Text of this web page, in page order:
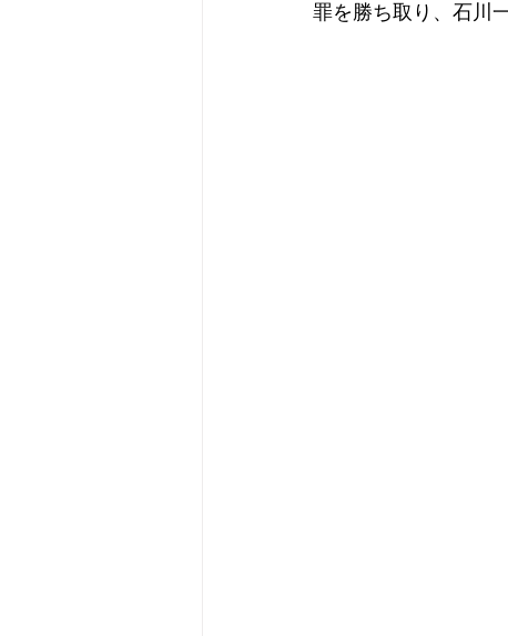
罪を勝ち取り、石川